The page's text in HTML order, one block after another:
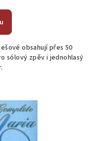
obsahují přes 50
sólový zpěv i jednohlasý